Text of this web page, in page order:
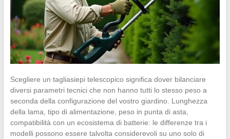
Scegliere un tagliasiepi telescopico significa dover bilanciare
diversi parametri tecnici che non hanno tutti lo stesso peso a
seconda della configurazione del vostro giardino. Lunghezza
della lama, tipo di alimentazione, peso in punta di asta,
compatibilità con un ecosistema di batterie: le differenze tra i
modelli possono essere talvolta considerevoli su uno solo di